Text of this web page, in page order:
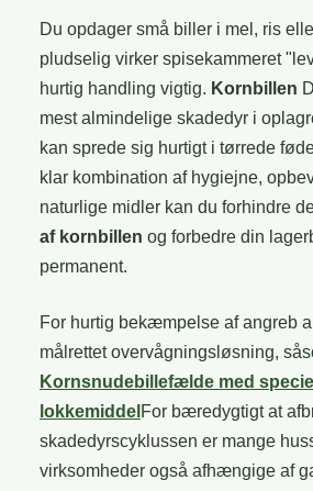
Du opdager små biller i mel, ris
pludselig virker spisekammeret
hurtig handling vigtig. Kornbillen
mest almindelige skadedyr i
kan sprede sig hurtigt i tørrede
klar kombination af hygiejne,
naturlige midler kan du forhindre
af kornbillen og forbedre din
permanent.
For hurtig bekæmpelse af angreb
målrettet overvågningsløsning,
Kornsnudebillefælde med
lokkemiddel For bæredygtigt at
skadedyrscyklussen er mange
virksomheder også afhængige af